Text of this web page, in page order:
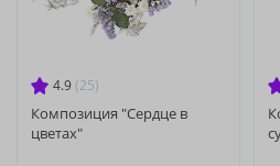
4.9 (25)
Композиция "Сердце в
цветах"